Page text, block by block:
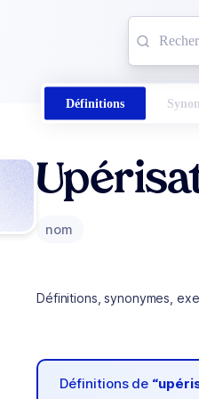
Définitions
nom
Définitions, synonymes,
Définitions de